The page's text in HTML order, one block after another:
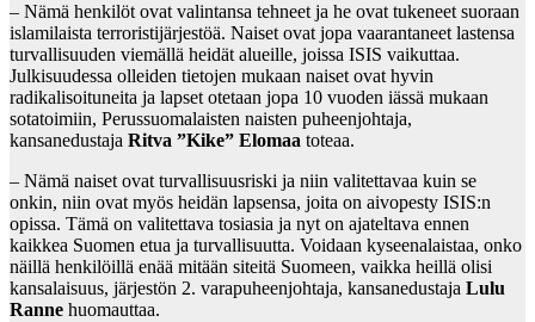
– Nämä henkilöt ovat valintansa tehneet ja he ovat tukeneet suoraan
islamilaista terroristijärjestöä. Naiset ovat jopa vaarantaneet lastensa
turvallisuuden viemällä heidät alueille, joissa ISIS vaikuttaa.
Julkisuudessa olleiden tietojen mukaan naiset ovat hyvin
radikalisoituneita ja lapset otetaan jopa 10 vuoden iässä mukaan
sotatoimiin, Perussuomalaisten naisten puheenjohtaja,
kansanedustaja Ritva ”Kike” Elomaa toteaa.
– Nämä naiset ovat turvallisuusriski ja niin valitettavaa kuin se
onkin, niin ovat myös heidän lapsensa, joita on aivopesty ISIS:n
opissa. Tämä on valitettava tosiasia ja nyt on ajateltava ennen
kaikkea Suomen etua ja turvallisuutta. Voidaan kyseenalaistaa, onko
näillä henkilöillä enää mitään siteitä Suomeen, vaikka heillä olisi
kansalaisuus, järjestön 2. varapuheenjohtaja, kansanedustaja Lulu
Ranne huomauttaa.